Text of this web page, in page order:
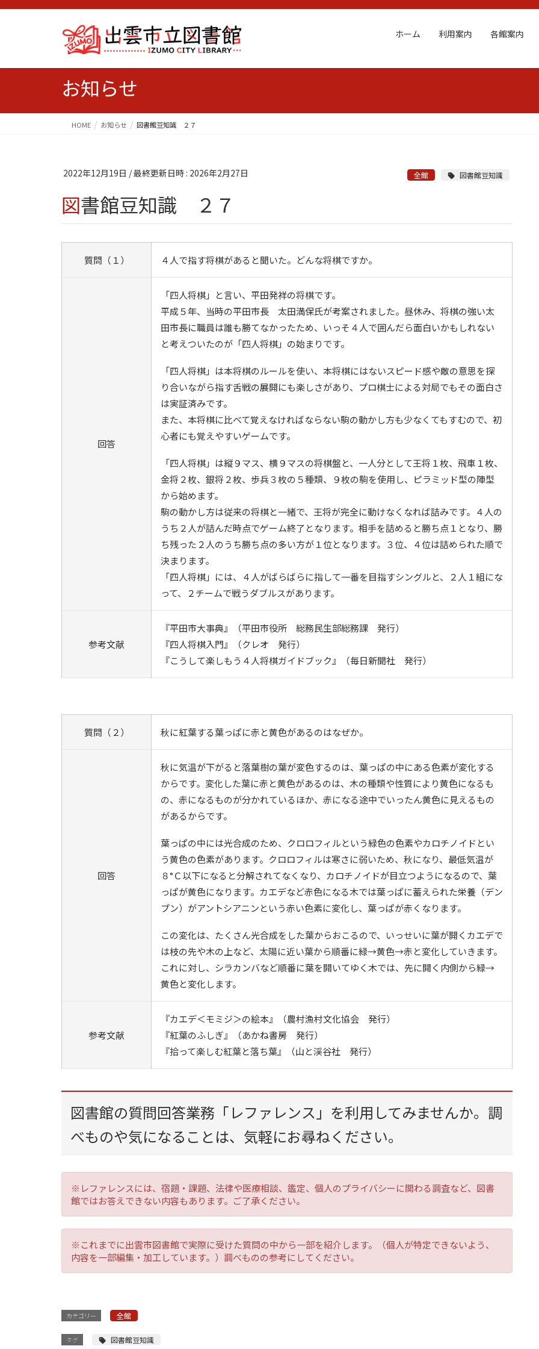
ホーム 利用案内 各館案内
お知らせ
HOME お知らせ 図書館豆知識 ２７
2022年12月19日 / 最終更新日時 : 2026年2月27日 全館 図書館豆知識
図書館豆知識 ２７
質問（１） ４人で指す将棋があると聞いた。どんな将棋ですか。
回答
「四人将棋」と言い、平田発祥の将棋です。
平成５年、当時の平田市長 太田満保氏が考案されました。昼休み、将棋の強い太
田市長に職員は誰も勝てなかったため、いっそ４人で囲んだら面白いかもしれない
と考えついたのが「四人将棋」の始まりです。
「四人将棋」は本将棋のルールを使い、本将棋にはないスピード感や敵の意思を探
り合いながら指す舌戦の展開にも楽しさがあり、プロ棋士による対局でもその面白さ
は実証済みです。
また、本将棋に比べて覚えなければならない駒の動かし方も少なくてもすむので、初
心者にも覚えやすいゲームです。
「四人将棋」は縦９マス、横９マスの将棋盤と、一人分として王将１枚、飛車１枚、
金将２枚、銀将２枚、歩兵３枚の５種類、９枚の駒を使用し、ピラミッド型の陣型
から始めます。
駒の動かし方は従来の将棋と一緒で、王将が完全に動けなくなれば詰みです。４人の
うち２人が詰んだ時点でゲーム終了となります。相手を詰めると勝ち点１となり、勝
ち残った２人のうち勝ち点の多い方が１位となります。３位、４位は詰められた順で
決まります。
「四人将棋」には、４人がばらばらに指して一番を目指すシングルと、２人１組にな
って、２チームで戦うダブルスがあります。
参考文献
『平田市大事典』（平田市役所 総務民生部総務課 発行）
『四人将棋入門』（クレオ 発行）
『こうして楽しもう４人将棋ガイドブック』（毎日新聞社 発行）
質問（２） 秋に紅葉する葉っぱに赤と黄色があるのはなぜか。
回答
秋に気温が下がると落葉樹の葉が変色するのは、葉っぱの中にある色素が変化する
からです。変化した葉に赤と黄色があるのは、木の種類や性質により黄色になるも
の、赤になるものが分かれているほか、赤になる途中でいったん黄色に見えるもの
があるからです。
葉っぱの中には光合成のため、クロロフィルという緑色の色素やカロチノイドとい
う黄色の色素があります。クロロフィルは寒さに弱いため、秋になり、最低気温が
８°Ｃ以下になると分解されてなくなり、カロチノイドが目立つようになるので、葉
っぱが黄色になります。カエデなど赤色になる木では葉っぱに蓄えられた栄養（デン
プン）がアントシアニンという赤い色素に変化し、葉っぱが赤くなります。
この変化は、たくさん光合成をした葉からおこるので、いっせいに葉が開くカエデで
は枝の先や木の上など、太陽に近い葉から順番に緑→黄色→赤と変化していきます。
これに対し、シラカンバなど順番に葉を開いてゆく木では、先に開く内側から緑→
黄色と変化します。
参考文献
『カエデ＜モミジ＞の絵本』（農村漁村文化協会 発行）
『紅葉のふしぎ』（あかね書房 発行）
『拾って楽しむ紅葉と落ち葉』（山と渓谷社 発行）
図書館の質問回答業務「レファレンス」を利用してみませんか。調
べものや気になることは、気軽にお尋ねください。
※レファレンスには、宿題・課題、法律や医療相談、鑑定、個人のプライバシーに関わる調査など、図書
館ではお答えできない内容もあります。ご了承ください。
※これまでに出雲市図書館で実際に受けた質問の中から一部を紹介します。（個人が特定できないよう、
内容を一部編集・加工しています。）調べものの参考にしてください。
カテゴリー 全館
タグ 図書館豆知識